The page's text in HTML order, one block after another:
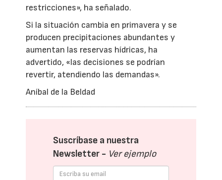
restricciones», ha señalado.
Si la situación cambia en primavera y se
producen precipitaciones abundantes y
aumentan las reservas hídricas, ha
advertido, «las decisiones se podrían
revertir, atendiendo las demandas».
Aníbal de la Beldad
Suscríbase a nuestra
Newsletter - Ver ejemplo